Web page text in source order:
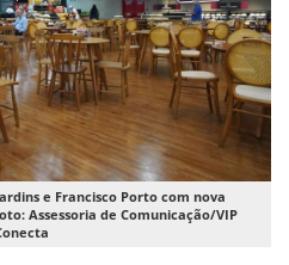
e Francisco Porto com nova
Assessoria de Comunicação/VIP